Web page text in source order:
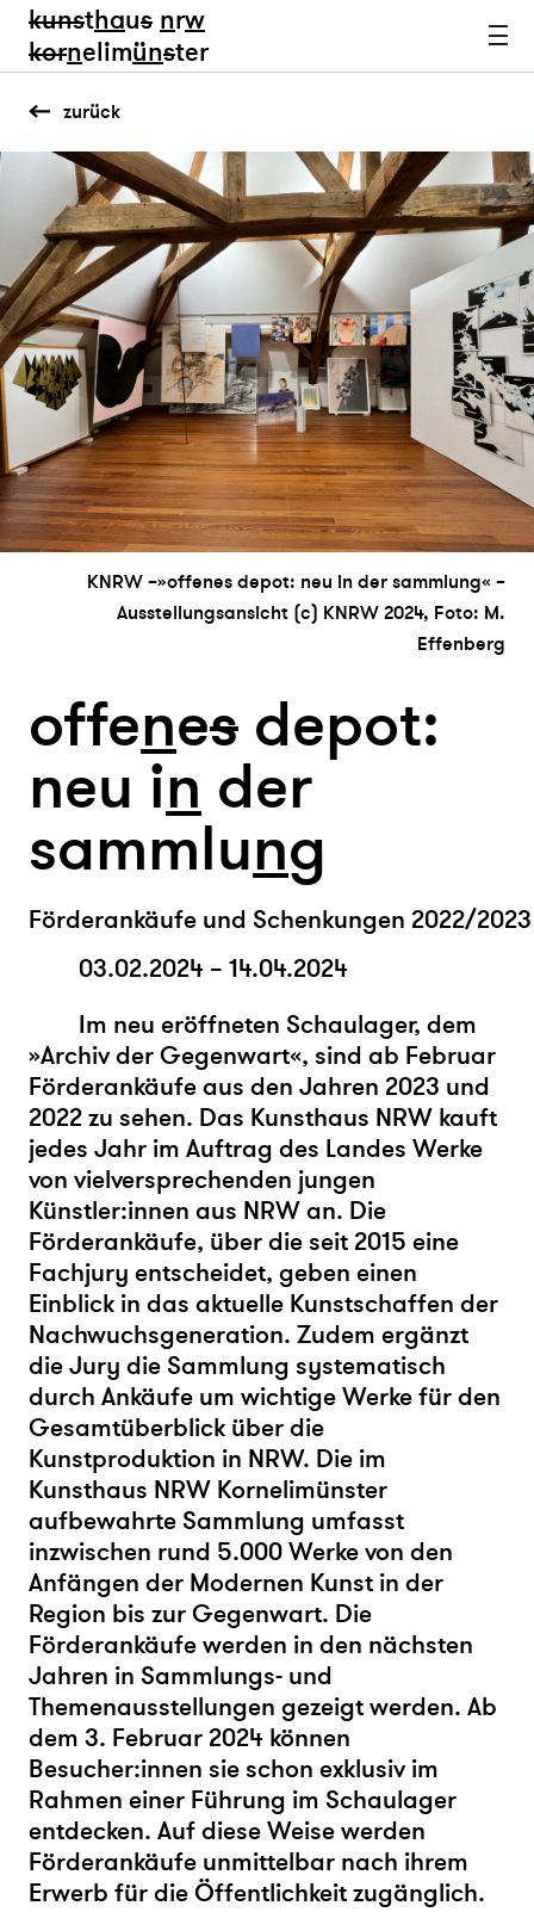
kunsthaus nrw
kornelimünster
zurück
KNRW –»offenes depot: neu in der sammlung« –
Ausstellungsansicht (c) KNRW 2024, Foto: M.
Effenberg
offenes depot:
neu in der
sammlung
Förderankäufe und Schenkungen 2022/2023
03.02.2024 – 14.04.2024
Im neu eröffneten Schaulager, dem
»Archiv der Gegenwart«, sind ab Februar
Förderankäufe aus den Jahren 2023 und
2022 zu sehen. Das Kunsthaus NRW kauft
jedes Jahr im Auftrag des Landes Werke
von vielversprechenden jungen
Künstler:innen aus NRW an. Die
Förderankäufe, über die seit 2015 eine
Fachjury entscheidet, geben einen
Einblick in das aktuelle Kunstschaffen der
Nachwuchsgeneration. Zudem ergänzt
die Jury die Sammlung systematisch
durch Ankäufe um wichtige Werke für den
Gesamtüberblick über die
Kunstproduktion in NRW. Die im
Kunsthaus NRW Kornelimünster
aufbewahrte Sammlung umfasst
inzwischen rund 5.000 Werke von den
Anfängen der Modernen Kunst in der
Region bis zur Gegenwart. Die
Förderankäufe werden in den nächsten
Jahren in Sammlungs- und
Themenausstellungen gezeigt werden. Ab
dem 3. Februar 2024 können
Besucher:innen sie schon exklusiv im
Rahmen einer Führung im Schaulager
entdecken. Auf diese Weise werden
Förderankäufe unmittelbar nach ihrem
Erwerb für die Öffentlichkeit zugänglich.